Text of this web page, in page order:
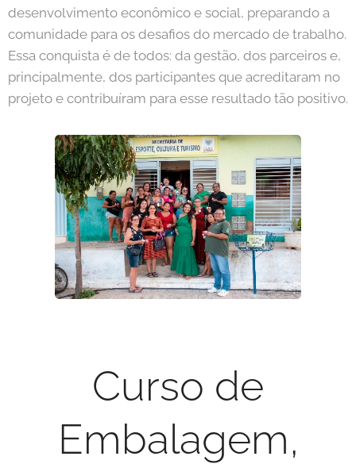
desenvolvimento econômico e social, preparando a
comunidade para os desafios do mercado de trabalho.
Essa conquista é de todos: da gestão, dos parceiros e,
principalmente, dos participantes que acreditaram no
projeto e contribuíram para esse resultado tão positivo.
Curso de
Embalagem,